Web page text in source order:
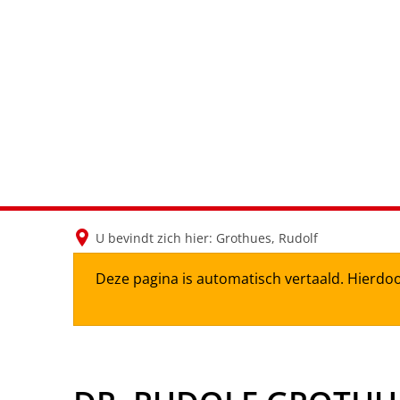
U bevindt zich hier: Grothues, Rudolf
Deze pagina is automatisch vertaald.